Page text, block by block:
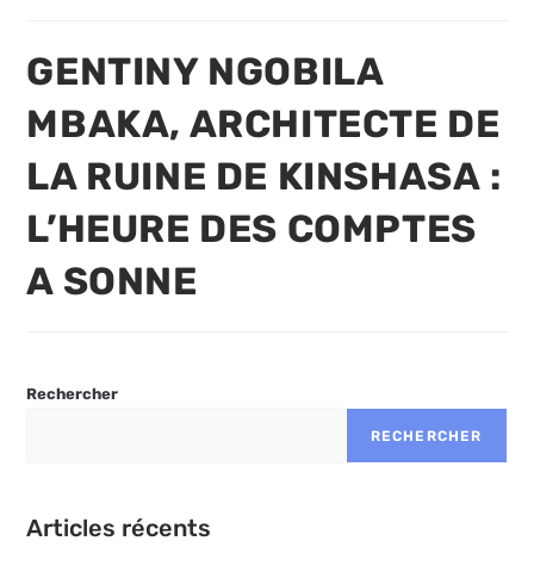
publication :
GENTINY NGOBILA
MBAKA, ARCHITECTE DE
LA RUINE DE KINSHASA :
L’HEURE DES COMPTES
A SONNE
Rechercher
RECHERCHER
Articles récents